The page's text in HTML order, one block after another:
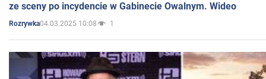
ze sceny po incydencie w Gabinecie Owalnym. Wideo
Rozrywka04.03.2025 10:08 1